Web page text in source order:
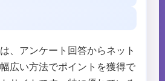
、アンケート回答からネット
広い方法でポイントを獲得で